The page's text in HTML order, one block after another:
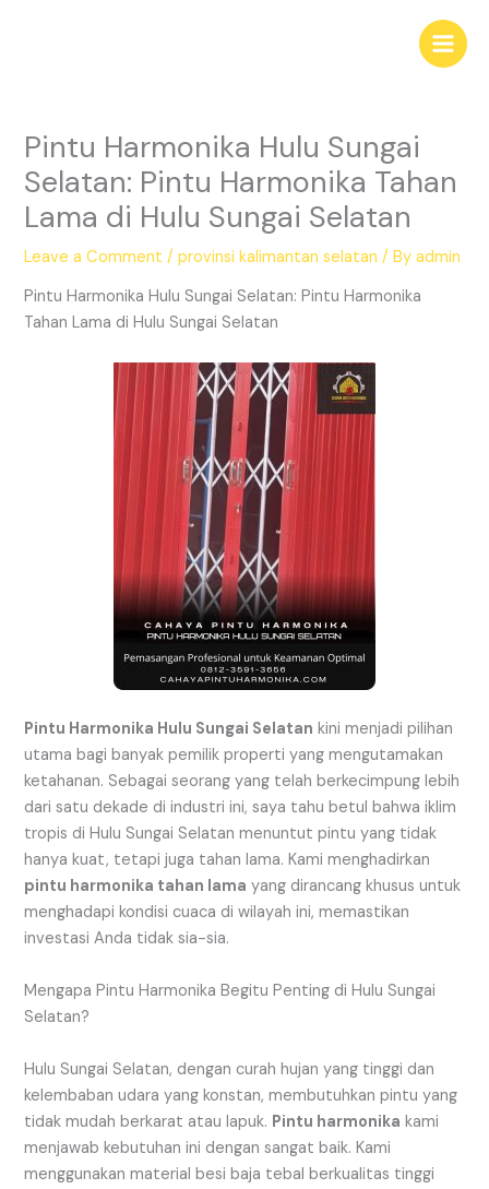
Main
Pintu Harmonika Hulu Sungai
Selatan: Pintu Harmonika Tahan
Lama di Hulu Sungai Selatan
Leave a Comment /provinsi kalimantan selatan / Byadmin
Pintu Harmonika Hulu Sungai Selatan: Pintu Harmonika
Tahan Lama di Hulu Sungai Selatan
Pintu Harmonika Hulu Sungai Selatan kini menjadi pilihan
utama bagi banyak pemilik properti yang mengutamakan
ketahanan. Sebagai seorang yang telah berkecimpung lebih
dari satu dekade di industri ini, saya tahu betul bahwa iklim
tropis di Hulu Sungai Selatan menuntut pintu yang tidak
hanya kuat, tetapi juga tahan lama. Kami menghadirkan
pintu harmonika tahan lama yang dirancang khusus untuk
menghadapi kondisi cuaca di wilayah ini, memastikan
investasi Anda tidak sia-sia.
Mengapa Pintu Harmonika Begitu Penting di Hulu Sungai
Selatan?
Hulu Sungai Selatan, dengan curah hujan yang tinggi dan
kelembaban udara yang konstan, membutuhkan pintu yang
tidak mudah berkarat atau lapuk. Pintu harmonika kami
menjawab kebutuhan ini dengan sangat baik. Kami
menggunakan material besi baja tebal berkualitas tinggi